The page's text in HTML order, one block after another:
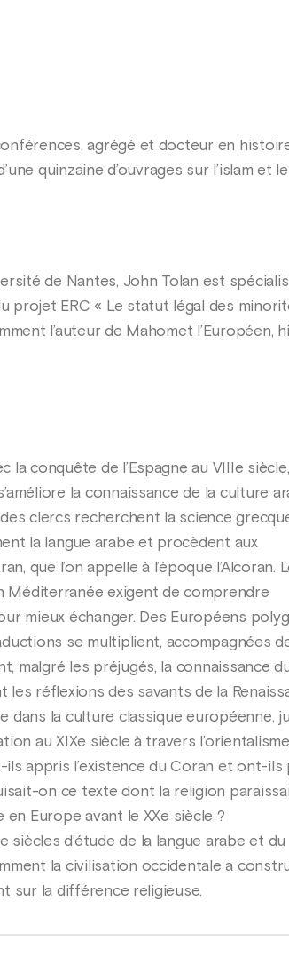
agrégé et docteur en
quinzaine d’ouvrages sur l’islam et
de Nantes, John Tolan est
projet ERC « Le statut légal des
l’auteur de Mahomet
la conquête de l’Espagne au VIIIe
la connaissance de la culture
clercs recherchent la science
la langue arabe et procèdent aux
que l’on appelle à l’époque l’Alcoran.
Méditerranée exigent de comprendre
mieux échanger. Des Européens
se multiplient, accompagnées
malgré les préjugés, la connaissance
les réflexions des savants de la
dans la culture classique européenne,
au XIXe siècle à travers
appris l’existence du Coran et ont-ils
on ce texte dont la religion
en Europe avant le XXe siècle ?
d’étude de la langue arabe et du
la civilisation occidentale a
sur la différence religieuse.